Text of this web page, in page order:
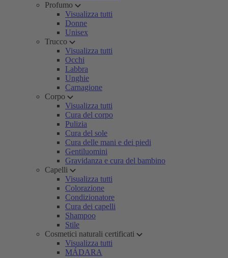
Profumo
Visualizza tutti
Donne
Unisex
Trucco
Visualizza tutti
Occhi
Labbra
Unghie
Carnagione
Corpo
Visualizza tutti
Cura del corpo
Pulizia
Cura del sole
Cura delle mani e dei piedi
Gentiluomini
Gravidanza e cura del bambino
Capelli
Visualizza tutti
Colorazione
Condizionatore
Cura dei capelli
Shampoo
Stile
Cosmetici naturali certificati
Visualizza tutti
MÁDARA